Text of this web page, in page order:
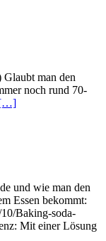
man den
noch rund 70-
[…]
und wie man den
Essen bekommt:
Baking-soda-
Mit einer Lösung